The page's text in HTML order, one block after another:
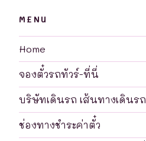
MENU
Home
จองตั๋วรถทัวร์-ที่นี่
บริษัทเดินรถ เส้นทางเดินรถ
ช่องทางชำระค่าตั๋ว